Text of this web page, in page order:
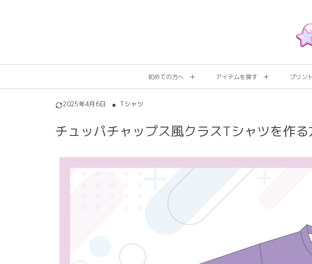
初めての方へ アイテムを探す プリン
2025年4月6日 Tシャツ
チュッパチャップス風クラスTシャツを作る